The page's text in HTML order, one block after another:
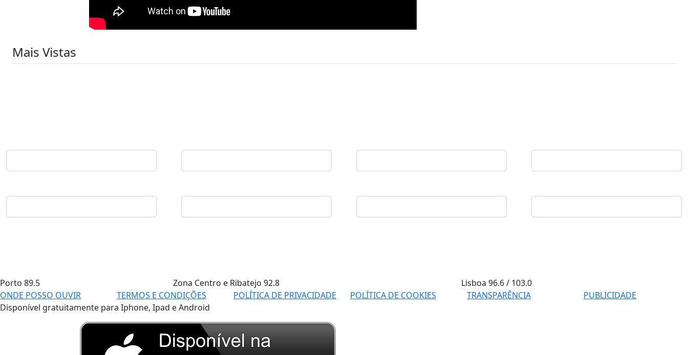
Mais Vistas
Porto 89.5 Zona Centro e Ribatejo 92.8 Lisboa96.6 / 103.0
ONDE POSSO OUVIR
TERMOS E CONDIÇÕES POLÍTICA DE PRIVACIDADE POLÍTICA DE COOKIES TRANSPARÊNCIA
PUBLICIDADE
Disponível gratuitamente para Iphone, Ipad e Android